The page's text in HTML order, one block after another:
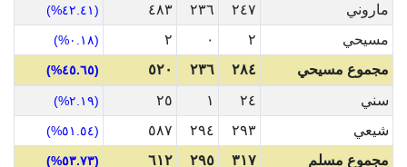
ماروني ٢٤٧ ٢٣٦ ٤٨٣ (٤٢.٤١%)
مسيحي ٢ ٠ ٢ (٠.١٨%)
مجموع مسيحي ٢٨٤ ٢٣٦ ٥٢٠ (٤٥.٦٥%)
سني ٢٤ ١ ٢٥ (٢.١٩%)
شيعي ٢٩٣ ٢٩٤ ٥٨٧ (٥١.٥٤%)
مجموع مسلم ٣١٧ ٢٩٥ ٦١٢ (٥٣.٧٣%)